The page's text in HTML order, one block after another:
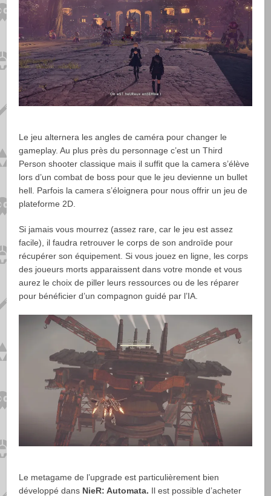
Le jeu alternera les angles de caméra pour changer le
gameplay. Au plus près du personnage c’est un Third
Person shooter classique mais il suffit que la camera s’élève
lors d’un combat de boss pour que le jeu devienne un bullet
hell. Parfois la camera s’éloignera pour nous offrir un jeu de
plateforme 2D.
Si jamais vous mourrez (assez rare, car le jeu est assez
facile), il faudra retrouver le corps de son androïde pour
récupérer son équipement. Si vous jouez en ligne, les corps
des joueurs morts apparaissent dans votre monde et vous
aurez le choix de piller leurs ressources ou de les réparer
pour bénéficier d’un compagnon guidé par l’IA.
Le metagame de l’upgrade est particulièrement bien
développé dans NieR: Automata. Il est possible d’acheter